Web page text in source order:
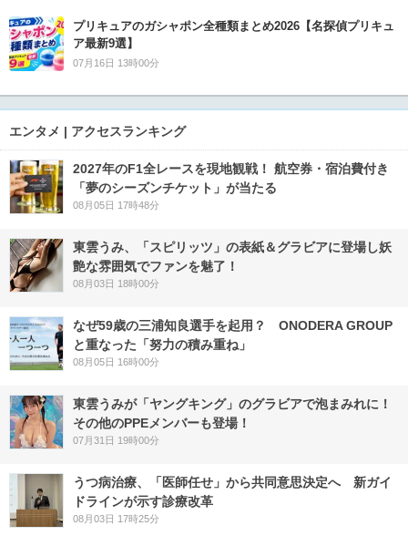
プリキュアのガシャポン全種類まとめ2026【名探偵プリキュ
ア最新9選】
07月16日 13時00分
エンタメ | アクセスランキング
2027年のF1全レースを現地観戦！ 航空券・宿泊費付き
「夢のシーズンチケット」が当たる
08月05日 17時48分
東雲うみ、「スピリッツ」の表紙＆グラビアに登場し妖
艶な雰囲気でファンを魅了！
08月03日 18時00分
なぜ59歳の三浦知良選手を起用？ ONODERA GROUP
と重なった「努力の積み重ね」
08月05日 16時00分
東雲うみが「ヤングキング」のグラビアで泡まみれに！
その他のPPEメンバーも登場！
07月31日 19時00分
うつ病治療、「医師任せ」から共同意思決定へ 新ガイ
ドラインが示す診療改革
08月03日 17時25分